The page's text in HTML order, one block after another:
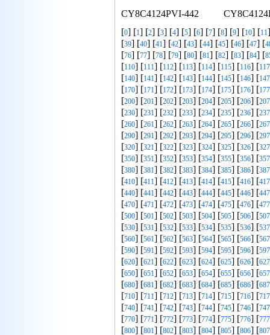
CY8C4124PVI-442
[0] [1] [2] [3] [4] [5] [6] [7] [8] [9] [10] [11
[39] [40] [41] [42] [43] [44] [45] [46] [47] [
[76] [77] [78] [79] [80] [81] [82] [83] [84] [
[110] [111] [112] [113] [114] [115] [116] [117
[140] [141] [142] [143] [144] [145] [146] [147
[170] [171] [172] [173] [174] [175] [176] [177
[200] [201] [202] [203] [204] [205] [206] [207
[230] [231] [232] [233] [234] [235] [236] [237
[260] [261] [262] [263] [264] [265] [266] [267
[290] [291] [292] [293] [294] [295] [296] [297
[320] [321] [322] [323] [324] [325] [326] [327
[350] [351] [352] [353] [354] [355] [356] [357
[380] [381] [382] [383] [384] [385] [386] [387
[410] [411] [412] [413] [414] [415] [416] [417
[440] [441] [442] [443] [444] [445] [446] [447
[470] [471] [472] [473] [474] [475] [476] [477
[500] [501] [502] [503] [504] [505] [506] [507
[530] [531] [532] [533] [534] [535] [536] [537
[560] [561] [562] [563] [564] [565] [566] [567
[590] [591] [592] [593] [594] [595] [596] [597
[620] [621] [622] [623] [624] [625] [626] [627
[650] [651] [652] [653] [654] [655] [656] [657
[680] [681] [682] [683] [684] [685] [686] [687
[710] [711] [712] [713] [714] [715] [716] [717
[740] [741] [742] [743] [744] [745] [746] [747
[770] [771] [772] [773] [774] [775] [776] [777
[800] [801] [802] [803] [804] [805] [806] [807